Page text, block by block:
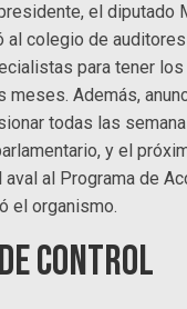
el diputado
al colegio de
para tener
meses. Además,
todas las
y el
al Programa de
el organismo.
control